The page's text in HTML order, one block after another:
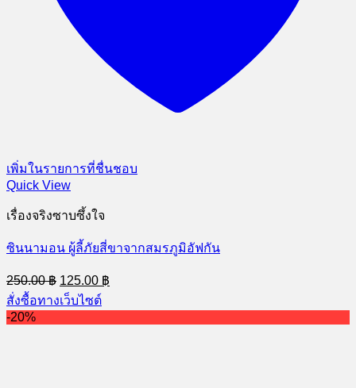
เพิ่มในรายการที่ชื่นชอบ
Quick View
เรื่องจริงซาบซึ้งใจ
ซินนามอน ผู้ลี้ภัยสี่ขาจากสมรภูมิอัฟกัน
250.00฿ Original
price
was:
250.00 ฿.
125.00 ฿
price
125.00 ฿.
สั่งซื้อทางเว็บไซต์
-20%